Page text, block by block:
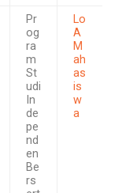
Pr
og
ra
m
St
udi
In
de
pe
nd
en
Be
rs
Lo
A
M
ah
as
is
w
a